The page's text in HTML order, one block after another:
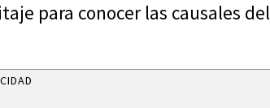
para conocer las causales del